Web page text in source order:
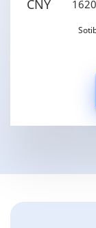
CNY 1620